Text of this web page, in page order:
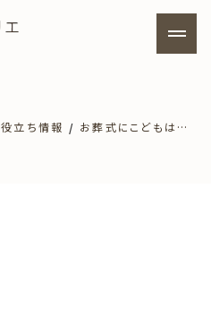
立ち情報 お葬式にこどもはどんな服装で参列すればいい？年齢別のマナーと現実的な選び方